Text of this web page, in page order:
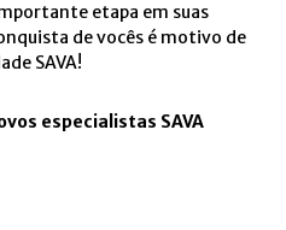
etapa em suas
de vocês é motivo de
SAVA!
especialistas SAVA